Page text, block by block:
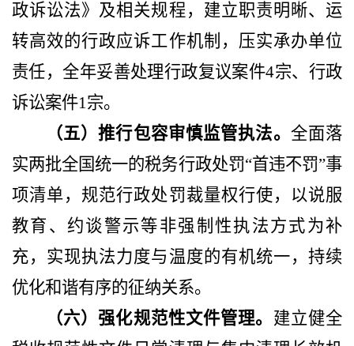
政诉讼法》及相关规程，建立职责明晰、运
转高效的行政应诉工作机制，压实承办单位
责任，全年妥善处理行政复议案件4宗、行政
诉讼案件1宗。
（五）推行包容审慎监管执法。 全面落
实两批全国统一的税务行政处罚“首违不罚”事
项清单，规范行政处罚裁量权行使，以说服
教育、约谈警示等非强制性执法方式为补
充，实现执法力度与温度的有机统一，持续
优化和谐有序的征纳关系。
（六）强化规范性文件管理。 建立健全